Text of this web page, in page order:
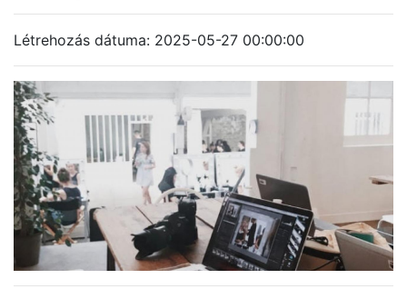
Létrehozás dátuma: 2025-05-27 00:00:00